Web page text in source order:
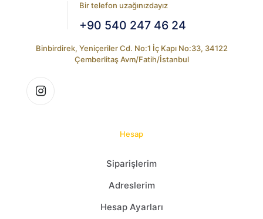
Bir telefon uzağınızdayız
+90 540 247 46 24
Binbirdirek, Yeniçeriler Cd. No:1 İç Kapı No:33, 34122
Çemberlitaş Avm/Fatih/İstanbul
Hesap
Siparişlerim
Adreslerim
Hesap Ayarları